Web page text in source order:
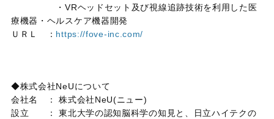
・VRヘッドセット及び視線追跡技術を利用した医
療機器・ヘルスケア機器開発
ＵＲＬ ： https://fove-inc.com/
◆株式会社NeUについて
会社名 ： 株式会社NeU(ニュー)
設立 ： 東北大学の認知脳科学の知見と、日立ハイテクの